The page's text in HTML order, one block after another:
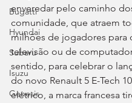
Bugatti
Hyundai
Subaru
Isuzu
Genesis
enveredar pelo caminho
comunidade, que atraem
milhões de jogadores para
televisão ou de
sentido, para celebrar o
do novo Renault 5 E-Tech
elétrico, a marca francesa